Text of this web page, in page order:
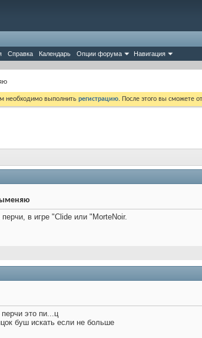
Справка Календарь Опции форума Навигация
необходимо выполнить регистрацию. После этого вы сможете
перчи, в игре "Clide или "MorteNoir.
перчи это пи...ц
буш искать если не больше